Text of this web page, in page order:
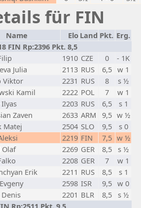
für FIN
Name Elo Land Pkt. Erg.
FIN Rp:2396 Pkt. 8,5
1910 CZE 0
- 1K
Julia 2113 RUS 6,5 w 1
Viktor 2231 RUS 8
s ½
Kamil 2222 POL 7
w 1
2203 RUS 6,5
s 1
Zaven 2633 ARM 9,5 w ½
Matej 2504 SLO 9,5
s 0
2219 FIN 7,5 w ½
Olaf 2269 GER 8,5
s ½
2208 GER 7
w 1
Erik 2211 RUS 8,5
s 1
2598 ISR 9,5 w 0
Denis 2201 BLR 8,5
s ½
Rp:2511 Pkt. 9,5